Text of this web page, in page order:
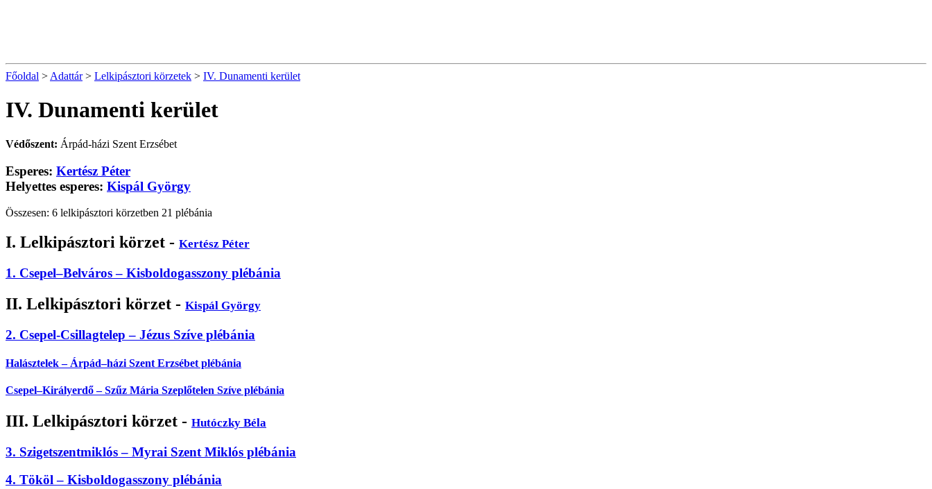
Főoldal > Adattár> Lelkipásztori körzetek > IV. Dunamenti kerület
IV. Dunamenti kerület
Védőszent: Árpád-házi Szent Erzsébet
Esperes: Kertész Péter
Helyettes esperes: Kispál György
Összesen: 6 lelkipásztori körzetben 21 plébánia
I. Lelkipásztori körzet - Kertész Péter
1. Csepel–Belváros – Kisboldogasszony plébánia
II. Lelkipásztori körzet - Kispál György
2. Csepel-Csillagtelep – Jézus Szíve plébánia
Halásztelek – Árpád–házi Szent Erzsébet plébánia
Csepel–Királyerdő – Szűz Mária Szeplőtelen Szíve plébánia
III. Lelkipásztori körzet - Hutóczky Béla
3. Szigetszentmiklós – Myrai Szent Miklós plébánia
4. Tököl – Kisboldogasszony plébánia